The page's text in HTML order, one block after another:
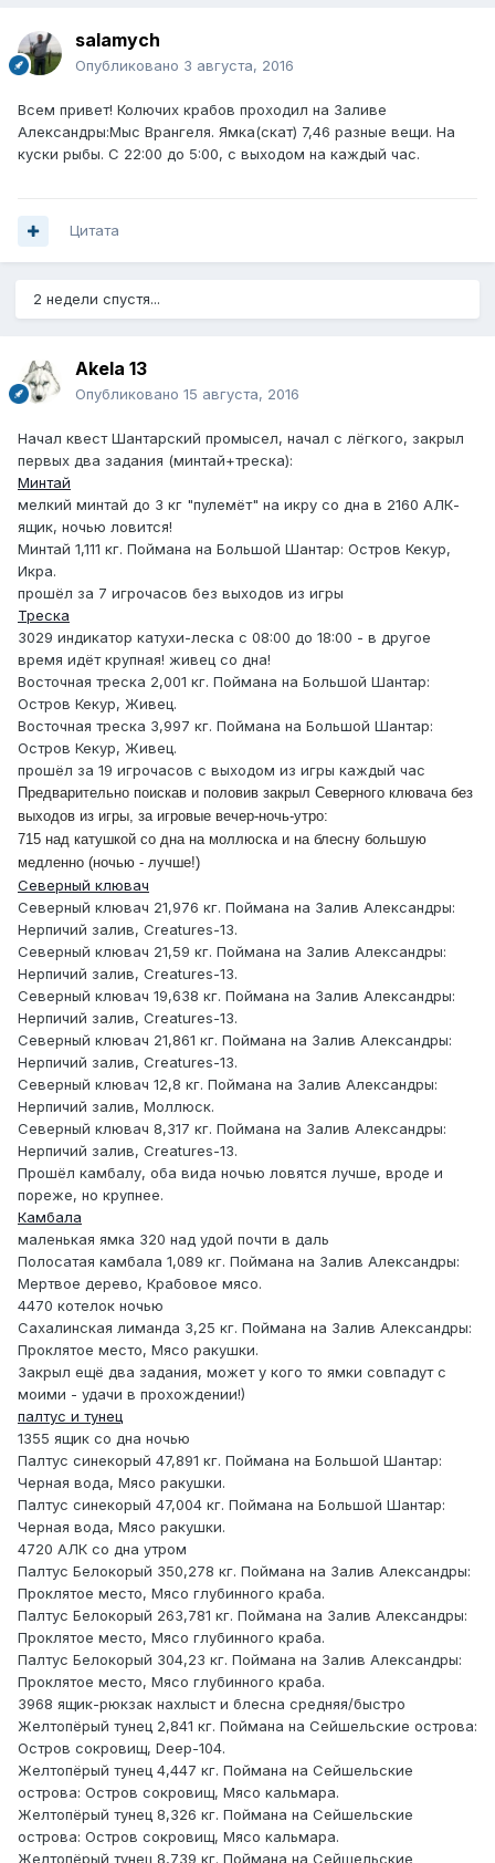
salamych
Опубликовано 3 августа, 2016
Всем привет! Колючих крабов проходил на Заливе
Александры:Мыс Врангеля. Ямка(скат) 7,46 разные вещи. На
куски рыбы. С 22:00 до 5:00, с выходом на каждый час.
Цитата
2 недели спустя...
Akela 13
Опубликовано 15 августа, 2016
Начал квест Шантарский промысел, начал с лёгкого, закрыл
первых два задания (минтай+треска):
Минтай
мелкий минтай до 3 кг "пулемёт" на икру со дна в 2160 АЛК-
ящик, ночью ловится!
Минтай 1,111 кг. Поймана на Большой Шантар: Остров Кекур,
Икра.
прошёл за 7 игрочасов без выходов из игры
Треска
3029 индикатор катухи-леска с 08:00 до 18:00 - в другое
время идёт крупная! живец со дна!
Восточная треска 2,001 кг. Поймана на Большой Шантар:
Остров Кекур, Живец.
Восточная треска 3,997 кг. Поймана на Большой Шантар:
Остров Кекур, Живец.
прошёл за 19 игрочасов с выходом из игры каждый час
Предварительно поискав и половив закрыл Северного клювача без
выходов из игры, за игровые вечер-ночь-утро:
715 над катушкой со дна на моллюска и на блесну большую
медленно (ночью - лучше!)
Северный клювач
Северный клювач 21,976 кг. Поймана на Залив Александры:
Нерпичий залив, Creatures-13.
Северный клювач 21,59 кг. Поймана на Залив Александры:
Нерпичий залив, Creatures-13.
Северный клювач 19,638 кг. Поймана на Залив Александры:
Нерпичий залив, Creatures-13.
Северный клювач 21,861 кг. Поймана на Залив Александры:
Нерпичий залив, Creatures-13.
Северный клювач 12,8 кг. Поймана на Залив Александры:
Нерпичий залив, Моллюск.
Северный клювач 8,317 кг. Поймана на Залив Александры:
Нерпичий залив, Creatures-13.
Прошёл камбалу, оба вида ночью ловятся лучше, вроде и
пореже, но крупнее.
Камбала
маленькая ямка 320 над удой почти в даль
Полосатая камбала 1,089 кг. Поймана на Залив Александры:
Мертвое дерево, Крабовое мясо.
4470 котелок ночью
Сахалинская лиманда 3,25 кг. Поймана на Залив Александры:
Проклятое место, Мясо ракушки.
Закрыл ещё два задания, может у кого то ямки совпадут с
моими - удачи в прохождении!)
палтус и тунец
1355 ящик со дна ночью
Палтус синекорый 47,891 кг. Поймана на Большой Шантар:
Черная вода, Мясо ракушки.
Палтус синекорый 47,004 кг. Поймана на Большой Шантар:
Черная вода, Мясо ракушки.
4720 АЛК со дна утром
Палтус Белокорый 350,278 кг. Поймана на Залив Александры:
Проклятое место, Мясо глубинного краба.
Палтус Белокорый 263,781 кг. Поймана на Залив Александры:
Проклятое место, Мясо глубинного краба.
Палтус Белокорый 304,23 кг. Поймана на Залив Александры:
Проклятое место, Мясо глубинного краба.
3968 ящик-рюкзак нахлыст и блесна средняя/быстро
Желтопёрый тунец 2,841 кг. Поймана на Сейшельские острова:
Остров сокровищ, Deep-104.
Желтопёрый тунец 4,447 кг. Поймана на Сейшельские
острова: Остров сокровищ, Мясо кальмара.
Желтопёрый тунец 8,326 кг. Поймана на Сейшельские
острова: Остров сокровищ, Мясо кальмара.
Желтопёрый тунец 8,739 кг. Поймана на Сейшельские